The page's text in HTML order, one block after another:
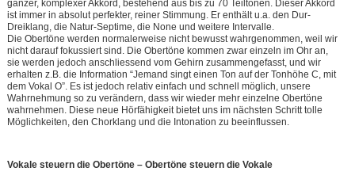
ganzer, komplexer Akkord, bestehend aus bis zu 70 Teiltönen . Dieser Akkord
ist immer in absolut perfekter, reiner Stimmung. Er enthält u.a. den Dur-
Dreiklang, die Natur-Septime, die None und weitere Intervalle.
Die Obertöne werden normalerweise nicht bewusst wahrgenommen, weil wir
nicht darauf fokussiert sind. Die Obertöne kommen zwar einzeln im Ohr an,
sie werden jedoch anschliessend vom Gehirn zusammengefasst, und wir
erhalten z.B. die Information “Jemand singt einen Ton auf der Tonhöhe C, mit
dem Vokal O”. Es ist jedoch relativ einfach und schnell möglich, unsere
Wahrnehmung so zu verändern, dass wir wieder mehr einzelne Obertöne
wahrnehmen. Diese neue Hörfähigkeit bietet uns im nächsten Schritt tolle
Möglichkeiten, den Chorklang und die Intonation zu beeinflussen.
Vokale steuern die Obertöne – Obertöne steuern die Vokale